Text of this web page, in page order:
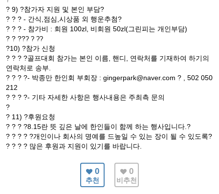
? 9) ?참가자 지원 및 본인 부담?
? ? ? - 간식,점심,시상품 외 행운추첨?
? ? ? - 참가비 : 회원 100zl, 비회원 50zl(그린피는 개인부담)
? ? ??? ? ??
?10) ?참가 신청
? ? ? ?골프대회 참가는 본인 이름, 핸디, 연락처를 기재하여 하기의
연락처로 송부.
? ? ? ?- 박종만 한인회 부회장 : gingerpark@naver.com ? , 502 050
212
? ? ? ?- 기타 자세한 사항은 행사내용은 주최측 문의
?
? 11) ?후원요청
? ? ? ?8.15란 뜻 깊은 날에 한인들이 함께 하는 행사입니다.?
? ? ? ? ?개인이나 회사의 명예를 드높일 수 있는 장이 될 수 있도록?
? ? ? ? 많은 후원과 지원이 있기를 바랍니다.
0
추천
0
비추천